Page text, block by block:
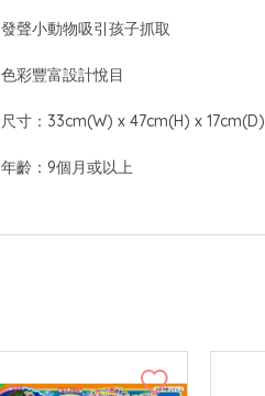
發聲小動物吸引孩子抓取
色彩豐富設計悅目
尺寸：33cm(W) x 47cm(H) x 17cm(D)
年齡：9個月或以上